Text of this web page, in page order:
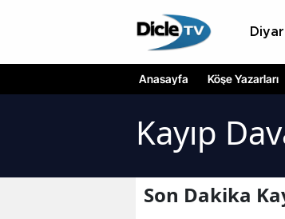
Anasayfa Köşe Yazarları
Kayıp
Son Dakika